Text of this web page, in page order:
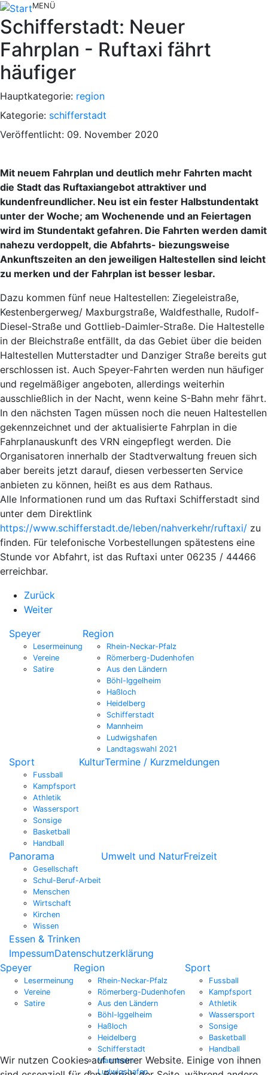
MENÜ
Schifferstadt: Neuer
Fahrplan - Ruftaxi fährt
häufiger
Hauptkategorie: region
Kategorie: schifferstadt
Veröffentlicht: 09. November 2020
Mit neuem Fahrplan und deutlich mehr Fahrten macht
die Stadt das Ruftaxiangebot attraktiver und
kundenfreundlicher. Neu ist ein fester Halbstundentakt
unter der Woche; am Wochenende und an Feiertagen
wird im Stundentakt gefahren. Die Fahrten werden damit
nahezu verdoppelt, die Abfahrts- biezungsweise
Ankunftszeiten an den jeweiligen Haltestellen sind leicht
zu merken und der Fahrplan ist besser lesbar.
Dazu kommen fünf neue Haltestellen: Ziegeleistraße,
Kestenbergerweg/ Maxburgstraße, Waldfesthalle, Rudolf-
Diesel-Straße und Gottlieb-Daimler-Straße. Die Haltestelle
in der Bleichstraße entfällt, da das Gebiet über die beiden
Haltestellen Mutterstadter und Danziger Straße bereits gut
erschlossen ist. Auch Speyer-Fahrten werden nun häufiger
und regelmäßiger angeboten, allerdings weiterhin
ausschließlich in der Nacht, wenn keine S-Bahn mehr fährt.
In den nächsten Tagen müssen noch die neuen Haltestellen
gekennzeichnet und der aktualisierte Fahrplan in die
Fahrplanauskunft des VRN eingepflegt werden. Die
Organisatoren innerhalb der Stadtverwaltung freuen sich
aber bereits jetzt darauf, diesen verbesserten Service
anbieten zu können, heißt es aus dem Rathaus.
Alle Informationen rund um das Ruftaxi Schifferstadt sind
unter dem Direktlink
https://www.schifferstadt.de/leben/nahverkehr/ruftaxi/ zu
finden. Für telefonische Vorbestellungen spätestens eine
Stunde vor Abfahrt, ist das Ruftaxi unter 06235 / 44466
erreichbar.
Zurück
Weiter
Speyer
Lesermeinung
Vereine
Satire
Region
Rhein-Neckar-Pfalz
Römerberg-Dudenhofen
Aus den Ländern
Böhl-Iggelheim
Haßloch
Heidelberg
Schifferstadt
Mannheim
Ludwigshafen
Landtagswahl 2021
Sport
Fussball
Kampfsport
Athletik
Wassersport
Sonsige
Basketball
Handball
KulturTermine / Kurzmeldungen
Panorama
Gesellschaft
Schul-Beruf-Arbeit
Menschen
Wirtschaft
Kirchen
Wissen
Umwelt und NaturFreizeit
Essen & Trinken
ImpessumDatenschutzerklärung
Speyer
Lesermeinung
Vereine
Satire
Region
Rhein-Neckar-Pfalz
Römerberg-Dudenhofen
Aus den Ländern
Böhl-Iggelheim
Haßloch
Heidelberg
Schifferstadt
Mannheim
Ludwigshafen
Sport
Fussball
Kampfsport
Athletik
Wassersport
Sonsige
Basketball
Handball
Wir nutzen Cookies auf unserer Website. Einige von ihnen